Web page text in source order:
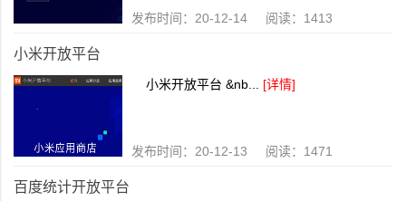
发布时间：20-12-14 阅读：1413
小米开放平台
小米开放平台 &nb... [详情]
发布时间：20-12-13 阅读：1471
百度统计开放平台